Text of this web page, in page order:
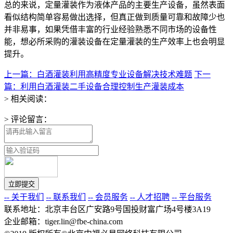
总的来说，定量灌装作为液体产品的主要生产设备，虽然表面
看似结构简单容易做出选择，但真正做到质量可靠和故障少也
并非易事，如果凭借丰富的行业经验熟悉不同市场的设备性
能，想必所采购的灌装设备在定量灌装的生产效率上也会明显
提升。
上一篇：白酒灌装利用高精度专业设备解决技术难题 下一
篇：利用白酒灌装二手设备合理控制生产灌装成本
> 相关阅读：
> 评论留言：
-- 关于我们 -- 联系我们 -- 会员服务 -- 人才招聘 -- 平台服务
联系地址：北京丰台区广安路9号国投财富广场4号楼3A19
企业邮箱：tiger.lin@fbe-china.com